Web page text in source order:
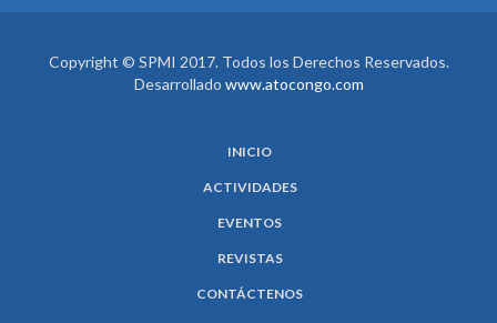
Copyright © SPMI 2017. Todos los Derechos Reservados.
Desarrollado www.atocongo.com
INICIO
ACTIVIDADES
EVENTOS
REVISTAS
CONTÁCTENOS